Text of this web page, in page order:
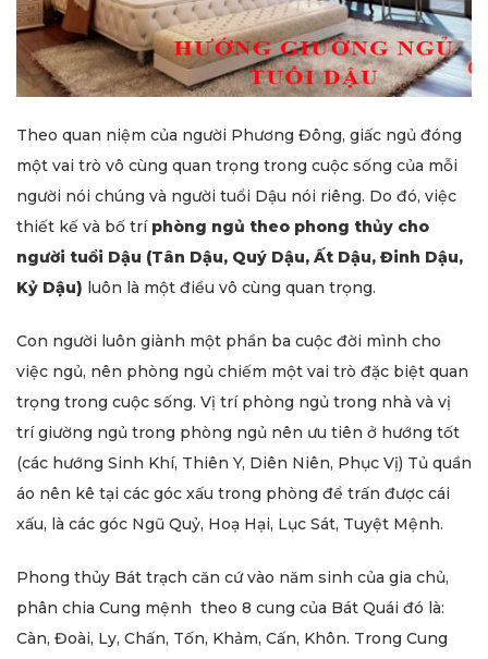
Theo quan niệm của người Phương Đông, giấc ngủ đóng
một vai trò vô cùng quan trọng trong cuộc sống của mỗi
người nói chúng và người tuổi Dậu nói riêng. Do đó, việc
thiết kế và bố trí phòng ngủ theo phong thủy cho
người tuổi Dậu (Tân Dậu, Quý Dậu, Ất Dậu, Đinh Dậu,
Kỷ Dậu) luôn là một điều vô cùng quan trọng.
Con người luôn giành một phần ba cuộc đời mình cho
việc ngủ, nên phòng ngủ chiếm một vai trò đặc biệt quan
trọng trong cuộc sống. Vị trí phòng ngủ trong nhà và vị
trí giường ngủ trong phòng ngủ nên ưu tiên ở hướng tốt
(các hướng Sinh Khí, Thiên Y, Diên Niên, Phục Vị) Tủ quần
áo nên kê tại các góc xấu trong phòng để trấn được cái
xấu, là các góc Ngũ Quỷ, Hoạ Hại, Lục Sát, Tuyệt Mệnh.
Phong thủy Bát trạch căn cứ vào năm sinh của gia chủ,
phân chia Cung mệnh theo 8 cung của Bát Quái đó là:
Càn, Đoài, Ly, Chấn, Tốn, Khảm, Cấn, Khôn. Trong Cung